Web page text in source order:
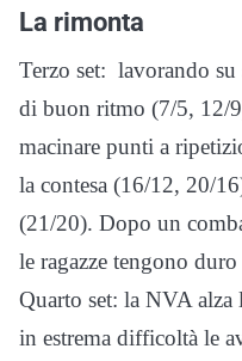
La rimonta
Terzo set: lavorando su
di buon ritmo (7/5, 12/
macinare punti a
la contesa (16/12, 20/
(21/20). Dopo un
le ragazze tengono
Quarto set: la NVA alza
in estrema difficoltà le